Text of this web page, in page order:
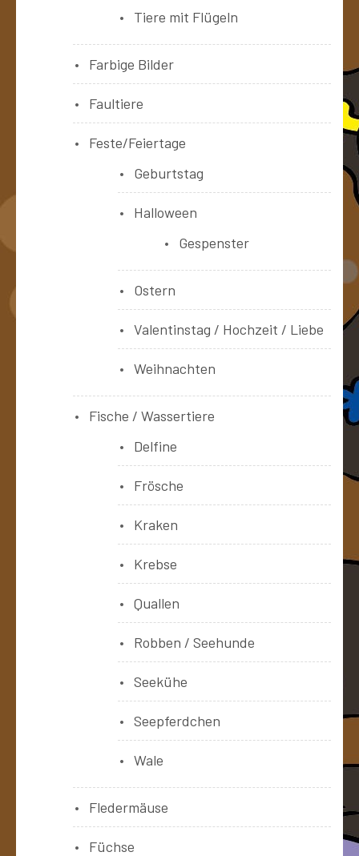
Tiere mit Flügeln
Farbige Bilder
Faultiere
Feste/Feiertage
Geburtstag
Halloween
Gespenster
Ostern
Valentinstag / Hochzeit / Liebe
Weihnachten
Fische / Wassertiere
Delfine
Frösche
Kraken
Krebse
Quallen
Robben / Seehunde
Seekühe
Seepferdchen
Wale
Fledermäuse
Füchse